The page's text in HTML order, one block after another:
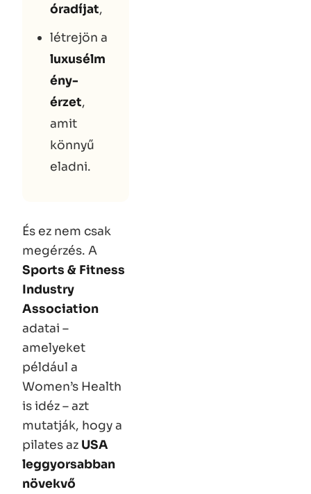
óradíjat,
létrejön a
luxusélm
ény-
érzet,
amit
könnyű
eladni.
És ez nem csak
megérzés. A
Sports & Fitness
Industry
Association
adatai –
amelyeket
például a
Women’s Health
is idéz – azt
mutatják, hogy a
pilates az USA
leggyorsabban
növekvő